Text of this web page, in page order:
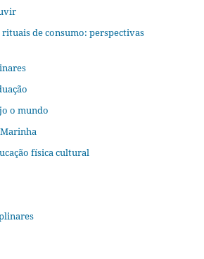
de consumo: perspectivas
o mundo
física cultural